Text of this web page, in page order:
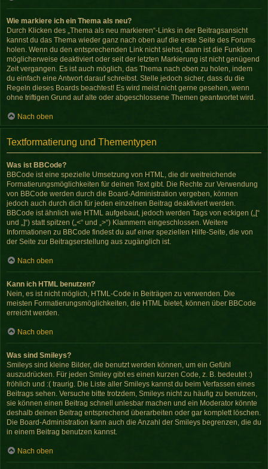
Wie markiere ich ein Thema als neu?
Durch Klicken des „Thema als neu markieren“-Links in der Beitragsansicht
kannst du das Thema wieder ganz nach oben auf die erste Seite des Forums
holen. Wenn du den entsprechenden Link nicht siehst, dann ist die Funktion
möglicherweise deaktiviert oder seit der letzten Markierung ist nicht genügend
Zeit vergangen. Es ist auch möglich, das Thema nach oben zu holen, indem
du einfach eine Antwort darauf schreibst. Stelle jedoch sicher, dass du die
Regeln dieses Boards beachtest! Es wird meist nicht gerne gesehen, wenn
ohne triftigen Grund auf alte oder abgeschlossene Themen geantwortet wird.
Nach oben
Textformatierung und Thementypen
Was ist BBCode?
BBCode ist eine spezielle Umsetzung von HTML, die dir weitreichende
Formatierungsmöglichkeiten für deinen Text gibt. Die Rechte zur Verwendung
von BBCode werden durch die Board-Administration vergeben, können
jedoch auch durch dich für jeden einzelnen Beitrag deaktiviert werden.
BBCode ist ähnlich wie HTML aufgebaut, jedoch werden Tags von eckigen („[“
und „]“) statt spitzen („<“ und „>“) Klammern eingeschlossen. Weitere
Informationen zu BBCode findest du auf einer speziellen Hilfe-Seite, die von
der Seite zur Beitragserstellung aus zugänglich ist.
Nach oben
Kann ich HTML benutzen?
Nein, es ist nicht möglich, HTML-Code in Beiträgen zu verwenden. Die
meisten Formatierungsmöglichkeiten, die HTML bietet, können über BBCode
erreicht werden.
Nach oben
Was sind Smileys?
Smileys sind kleine Bilder, die benutzt werden können, um ein Gefühl
auszudrücken. Für jeden Smiley gibt es einen kurzen Code, z. B. bedeutet :)
fröhlich und :( traurig. Die Liste aller Smileys kannst du beim Verfassen eines
Beitrags sehen. Versuche bitte trotzdem, Smileys nicht zu häufig zu benutzen,
sie können einen Beitrag schnell unlesbar machen und ein Moderator könnte
deshalb deinen Beitrag entsprechend überarbeiten oder gar komplett löschen.
Die Board-Administration kann auch die Anzahl der Smileys begrenzen, die du
in einem Beitrag benutzen kannst.
Nach oben